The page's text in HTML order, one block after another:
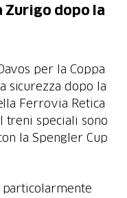
Zurigo dopo la
per la Coppa
sicurezza dopo la
Ferrovia Retica
treni speciali sono
la Spengler Cup